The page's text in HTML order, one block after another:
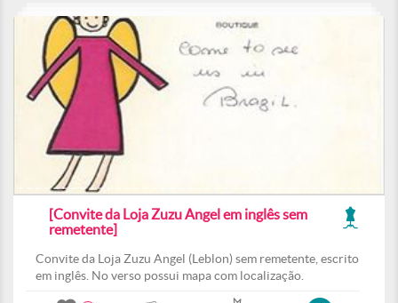
[Convite da Loja Zuzu Angel em inglês sem
remetente]
Convite da Loja Zuzu Angel (Leblon) sem remetente, escrito
em inglês. No verso possui mapa com localização.